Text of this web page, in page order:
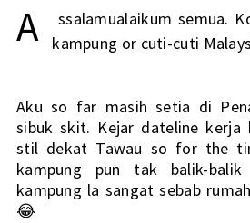
A
ssalamualaikum semua.
kampung or cuti-cuti
Aku so far masih setia di
sibuk skit. Kejar dateline kerja
stil dekat Tawau so for the
kampung pun tak balik-
kampung la sangat sebab
😂